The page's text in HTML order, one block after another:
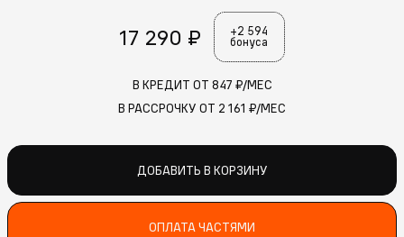
17 290 ₽
+2 594
бонуса
В КРЕДИТ ОТ 847 ₽/МЕС
В РАССРОЧКУ ОТ 2 161 ₽/МЕС
ДОБАВИТЬ В КОРЗИНУ
ОПЛАТА ЧАСТЯМИ